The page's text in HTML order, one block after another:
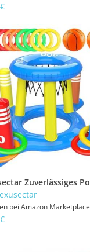
bei Amazon Marketplace